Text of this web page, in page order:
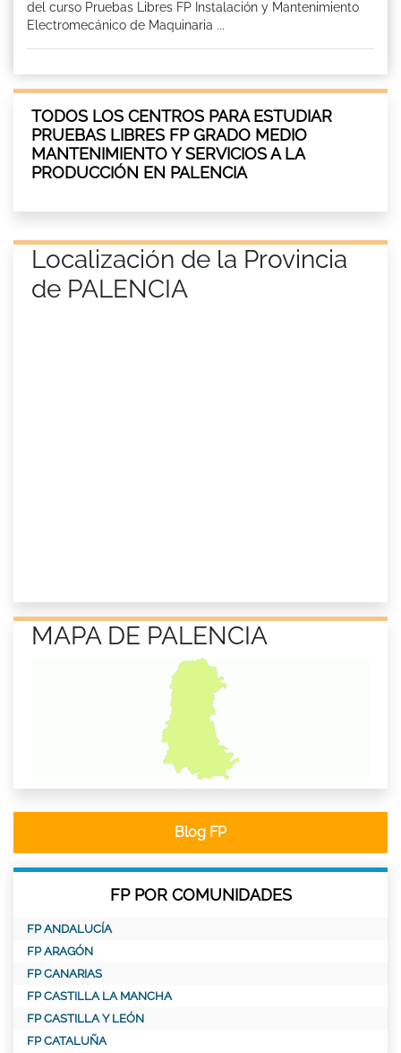
del curso Pruebas Libres FP Instalación y Mantenimiento
Electromecánico de Maquinaria ...
TODOS LOS CENTROS PARA ESTUDIAR
PRUEBAS LIBRES FP GRADO MEDIO
MANTENIMIENTO Y SERVICIOS A LA
PRODUCCIÓN EN PALENCIA
Localización de la Provincia
de PALENCIA
MAPA DE PALENCIA
Blog FP
FP POR COMUNIDADES
FP ANDALUCÍA
FP ARAGÓN
FP CANARIAS
FP CASTILLA LA MANCHA
FP CASTILLA Y LEÓN
FP CATALUÑA